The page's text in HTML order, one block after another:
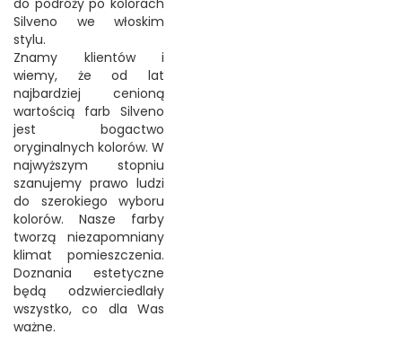
Silveno we włoskim
stylu.
Znamy klientów i
wiemy, że od lat
najbardziej cenioną
wartością farb Silveno
jest bogactwo
oryginalnych kolorów. W
najwyższym stopniu
szanujemy prawo ludzi
do szerokiego wyboru
kolorów. Nasze farby
tworzą niezapomniany
klimat pomieszczenia.
Doznania estetyczne
będą odzwierciedlały
wszystko, co dla Was
ważne.